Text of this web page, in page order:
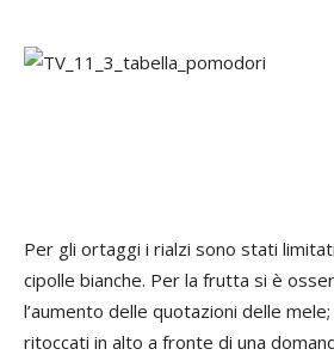
Per gli ortaggi i rialzi sono stati
cipolle bianche. Per la frutta si è
l’aumento delle quotazioni delle
ritoccati in alto a fronte di una